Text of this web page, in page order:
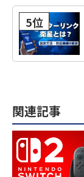
5位
関連記事